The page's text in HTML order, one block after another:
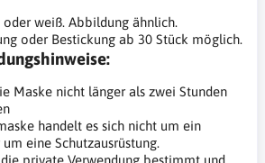
weiß. Abbildung ähnlich.
oder Bestickung ab 30 Stück möglich.
Maske nicht länger als zwei Stunden
handelt es sich nicht um ein
eine Schutzausrüstung.
private Verwendung bestimmt und